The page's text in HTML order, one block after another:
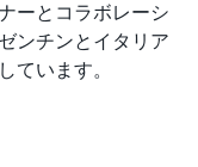
ーとコラボレーシ
ンチンとイタリア
ています。